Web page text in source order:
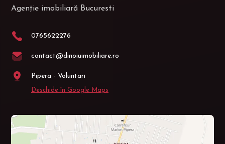
Agenție imobiliară Bucuresti
0765622276
contact@dinoiuimobiliare.ro
Pipera - Voluntari
Deschide în Google Maps